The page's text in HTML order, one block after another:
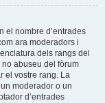
el nombre d’entrades
ara moderadors i
dels rangs del
no abuseu del fòrum
el vostre rang. La
moderador o un
d’entrades